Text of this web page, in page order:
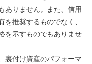
ありません。また、信用
を推奨するものでなく、
を示すものでもありませ
裏付け資産のパフォーマ